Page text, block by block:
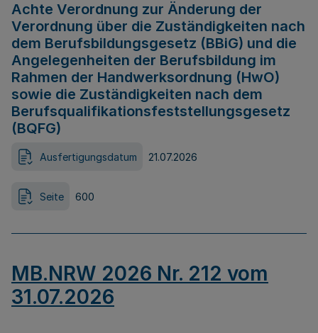
Achte Verordnung zur Änderung der
Verordnung über die Zuständigkeiten nach
dem Berufsbildungsgesetz (BBiG) und die
Angelegenheiten der Berufsbildung im
Rahmen der Handwerksordnung (HwO)
sowie die Zuständigkeiten nach dem
Berufsqualifikationsfeststellungsgesetz
(BQFG)
Ausfertigungsdatum 21.07.2026
Seite 600
MB.NRW 2026 Nr. 212 vom
31.07.2026